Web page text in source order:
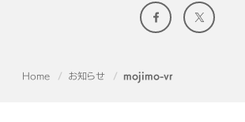
Home お知らせ mojimo-vr